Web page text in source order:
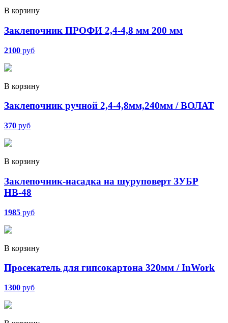
В корзину
Заклепочник ПРОФИ 2,4-4,8 мм 200 мм
2100 руб
В корзину
Заклепочник ручной 2,4-4,8мм,240мм / ВОЛАТ
370 руб
В корзину
Заклепочник-насадка на шуруповерт ЗУБР
НВ-48
1985 руб
В корзину
Просекатель для гипсокартона 320мм / InWork
1300 руб